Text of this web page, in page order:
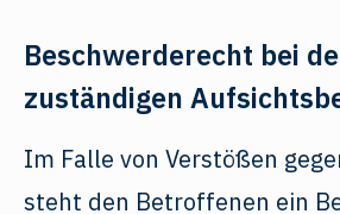
Beschwerde­recht bei
zuständigen
Im Falle von Verstößen
steht den Betroffenen ein